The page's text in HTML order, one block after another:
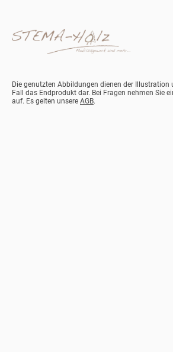
Die genutzten Abbildungen dienen der Illustration
Fall das Endprodukt dar. Bei Fragen nehmen Sie
auf. Es gelten unsere AGB.